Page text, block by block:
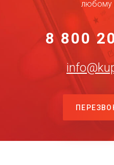
любому
8 800